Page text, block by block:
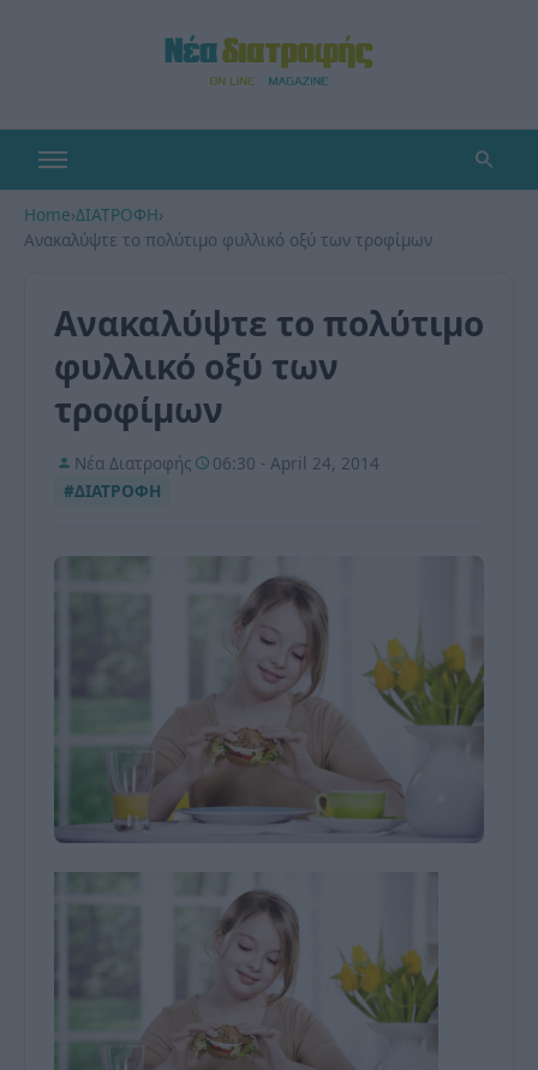
Home›ΔΙΑΤΡΟΦΗ›
Ανακαλύψτε το πολύτιμο φυλλικό οξύ των τροφίμων
Ανακαλύψτε το πολύτιμο
φυλλικό οξύ των
τροφίμων
Νέα Διατροφής
06:30 - April 24, 2014
#ΔΙΑΤΡΟΦΗ